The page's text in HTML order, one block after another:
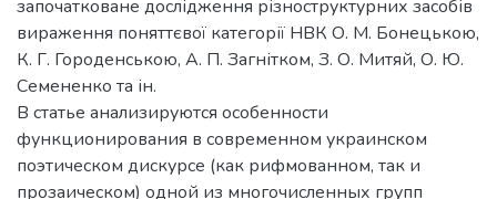
започатковане дослідження різноструктурних засобів
вираження поняттєвої категорії НВК О. М. Бонецькою,
К. Г. Городенською, А. П. Загнітком, З. О. Митяй, О. Ю.
Семененко та ін.
В статье анализируются особенности
функционирования в современном украинском
поэтическом дискурсе (как рифмованном, так и
прозаическом) одной из многочисленных групп